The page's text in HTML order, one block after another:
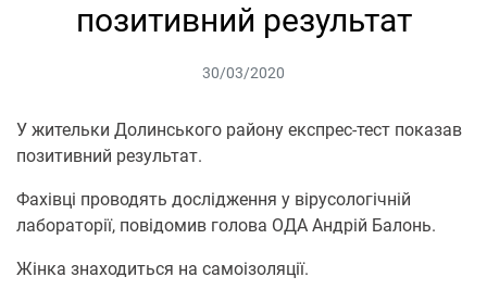
позитивний результат
30/03/2020
У жительки Долинського району експрес-тест показав
позитивний результат.
Фахівці проводять дослідження у вірусологічній
лабораторії, повідомив голова ОДА Андрій Балонь.
Жінка знаходиться на самоізоляції.